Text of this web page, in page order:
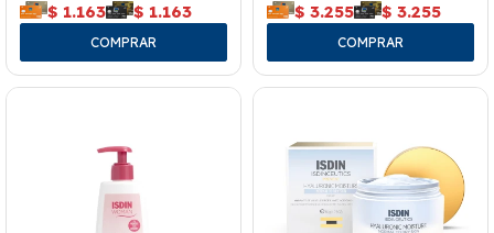
$ 1.163 $ 1.163 $ 3.255 $ 3.255